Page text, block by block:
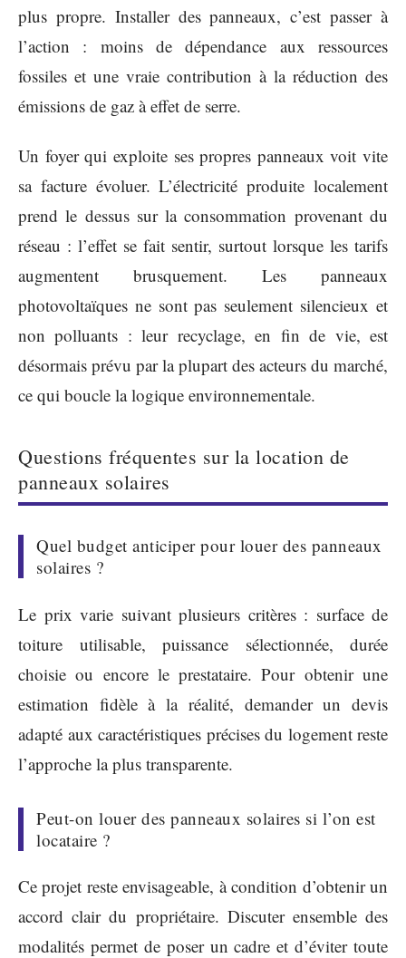
plus propre. Installer des panneaux, c’est passer à
l’action : moins de dépendance aux ressources
fossiles et une vraie contribution à la réduction des
émissions de gaz à effet de serre.
Un foyer qui exploite ses propres panneaux voit vite
sa facture évoluer. L’électricité produite localement
prend le dessus sur la consommation provenant du
réseau : l’effet se fait sentir, surtout lorsque les tarifs
augmentent brusquement. Les panneaux
photovoltaïques ne sont pas seulement silencieux et
non polluants : leur recyclage, en fin de vie, est
désormais prévu par la plupart des acteurs du marché,
ce qui boucle la logique environnementale.
Questions fréquentes sur la location de
panneaux solaires
Quel budget anticiper pour louer des panneaux
solaires ?
Le prix varie suivant plusieurs critères : surface de
toiture utilisable, puissance sélectionnée, durée
choisie ou encore le prestataire. Pour obtenir une
estimation fidèle à la réalité, demander un devis
adapté aux caractéristiques précises du logement reste
l’approche la plus transparente.
Peut-on louer des panneaux solaires si l’on est
locataire ?
Ce projet reste envisageable, à condition d’obtenir un
accord clair du propriétaire. Discuter ensemble des
modalités permet de poser un cadre et d’éviter toute